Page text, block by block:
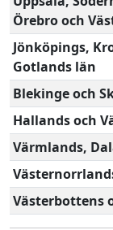
Örebro och
Jönköpings,
Gotlands län
Blekinge och
Hallands och
Värmlands,
Västerbottens